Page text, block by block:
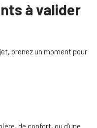
à valider
prenez un moment pour
de confort, ou d’une